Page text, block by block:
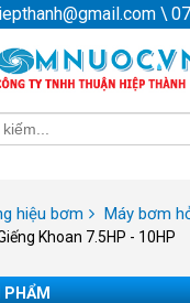
\
hiệu bơm Máy bơm
Khoan 7.5HP - 10HP
PHẨM